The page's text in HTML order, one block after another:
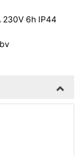
230V 6h IP44